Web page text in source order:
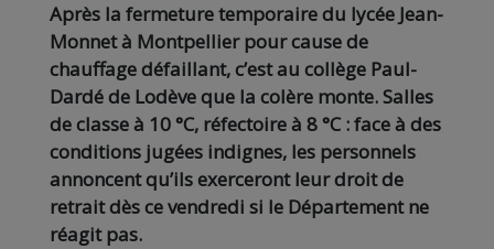
Après la fermeture temporaire du lycée Jean-
Monnet à Montpellier pour cause de
chauffage défaillant, c’est au collège Paul-
Dardé de Lodève que la colère monte. Salles
de classe à 10 °C, réfectoire à 8 °C : face à des
conditions jugées indignes, les personnels
annoncent qu’ils exerceront leur droit de
retrait dès ce vendredi si le Département ne
réagit pas.